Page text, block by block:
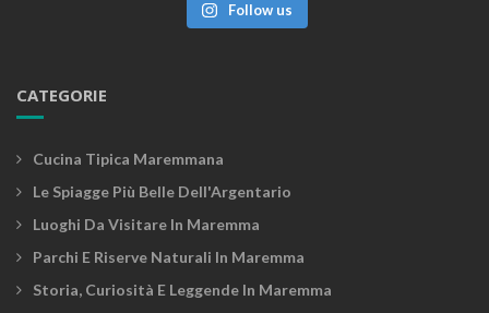
Follow us
CATEGORIE
Cucina Tipica Maremmana
Le Spiagge Più Belle Dell'Argentario
Luoghi Da Visitare In Maremma
Parchi E Riserve Naturali In Maremma
Storia, Curiosità E Leggende In Maremma